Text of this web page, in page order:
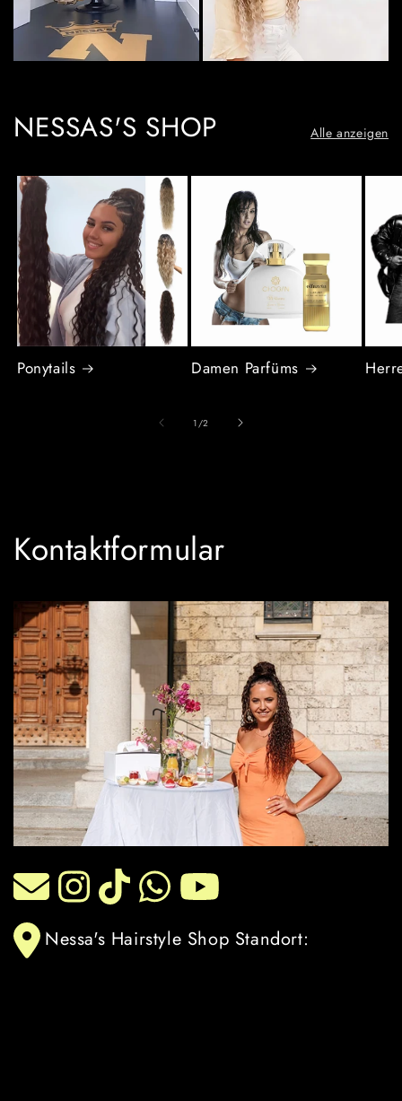
NESSAS'S SHOP Alle anzeigen
Ponytails Damen Parfüms
1 /von
2
Kontaktformular
Nessa's Hairstyle Shop Standort: